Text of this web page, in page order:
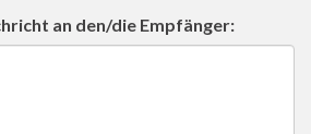
an den/die Empfänger: